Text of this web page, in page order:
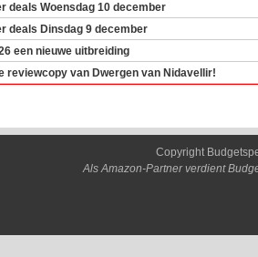
deals Woensdag 10 december
deals Dinsdag 9 december
een nieuwe uitbreiding
reviewcopy van Dwergen van Nidavellir!
Copyright
Als Amazon-Partner verdient